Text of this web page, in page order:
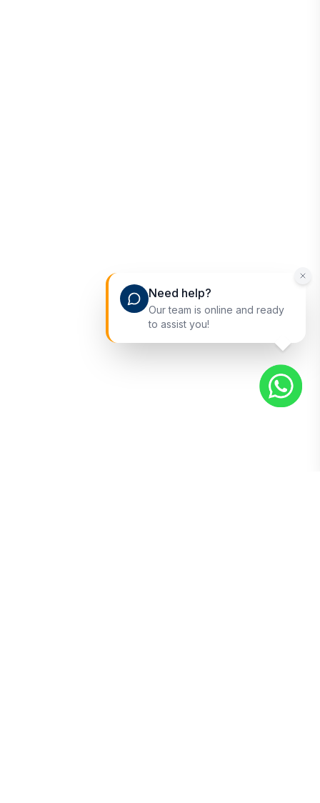
Need help?
Our team is online and ready
to assist you!